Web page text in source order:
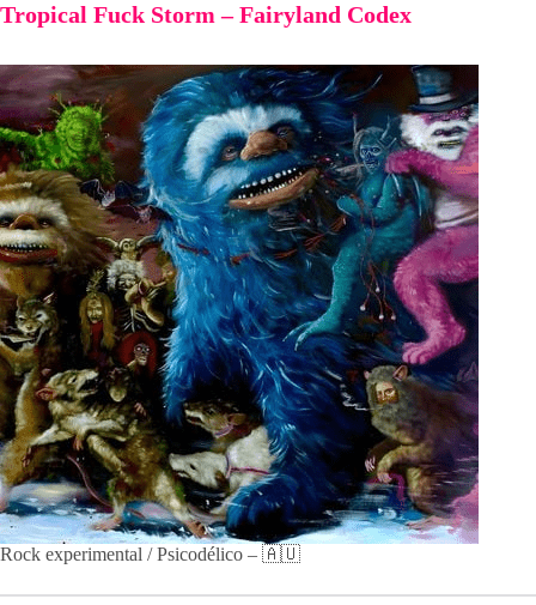
Tropical Fuck Storm – Fairyland Codex
Rock experimental / Psicodélico – 🇦🇺